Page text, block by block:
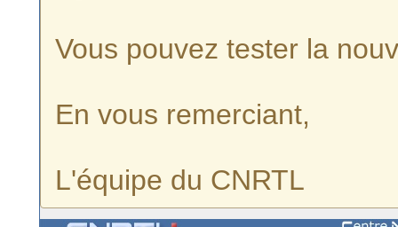
Vous pouvez tester la
En vous remerciant,
L'équipe du CNRTL